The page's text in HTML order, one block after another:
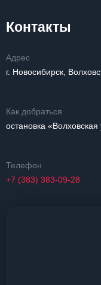
Контакты
Адрес
г. Новосибирск,
Как добраться
остановка
Телефон
+7 (383) 383-09-28